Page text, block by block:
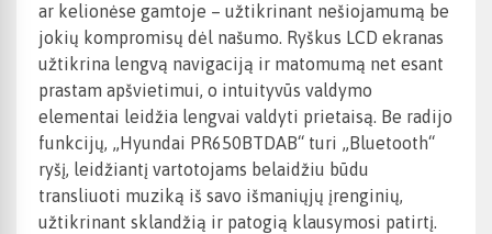
ar kelionėse gamtoje – užtikrinant nešiojamumą be
jokių kompromisų dėl našumo. Ryškus LCD ekranas
užtikrina lengvą navigaciją ir matomumą net esant
prastam apšvietimui, o intuityvūs valdymo
elementai leidžia lengvai valdyti prietaisą. Be radijo
funkcijų, „Hyundai PR650BTDAB“ turi „Bluetooth“
ryšį, leidžiantį vartotojams belaidžiu būdu
transliuoti muziką iš savo išmaniųjų įrenginių,
užtikrinant sklandžią ir patogią klausymosi patirtį.